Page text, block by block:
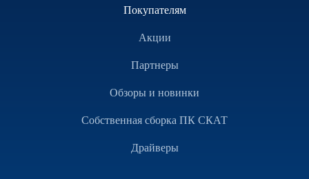
Покупателям
Акции
Партнеры
Обзоры и новинки
Собственная сборка ПК СКАТ
Драйверы